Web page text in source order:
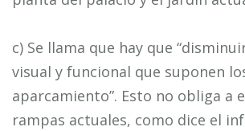
c) Se llama que hay que
visual y funcional que suponen
aparcamiento”. Esto no obliga a
rampas actuales, como dice el